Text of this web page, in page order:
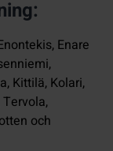
Enare
Kittilä, Kolari,
och